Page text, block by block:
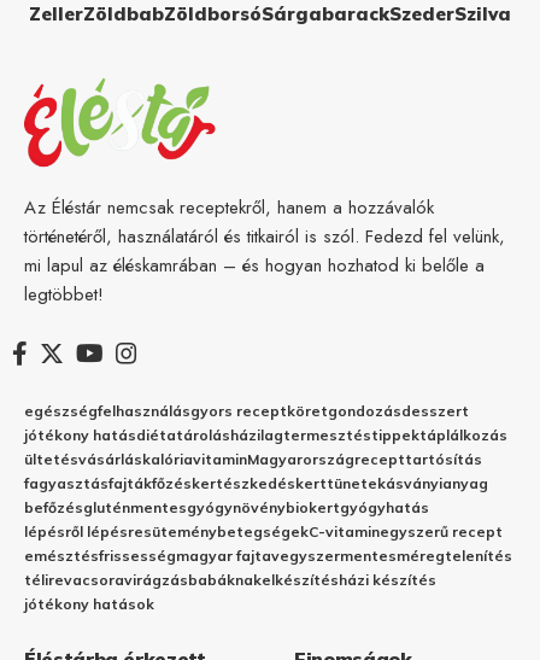
ZellerZöldbabZöldborsóSárgabarackSzederSzilva
Az Éléstár nemcsak receptekről, hanem a hozzávalók
történetéről, használatáról és titkairól is szól. Fedezd fel velünk,
mi lapul az éléskamrában – és hogyan hozhatod ki belőle a
legtöbbet!
egészségfelhasználásgyors receptköretgondozásdesszert
jótékony hatásdiétatárolásházilagtermesztéstippektáplálkozás
ültetésvásárláskalóriavitaminMagyarországrecepttartósítás
fagyasztásfajtákfőzéskertészkedéskerttünetekásványianyag
befőzésgluténmentesgyógynövénybiokertgyógyhatás
lépésről lépésresüteménybetegségekC-vitaminegyszerű recept
emésztésfrissességmagyar fajtavegyszermentesméregtelenítés
télirevacsoravirágzásbabáknakelkészítésházi készítés
jótékony hatások